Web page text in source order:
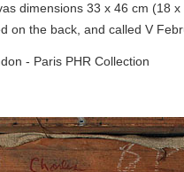
dimensions 33 x 46 cm (18
on the back, and called V
- Paris PHR Collection